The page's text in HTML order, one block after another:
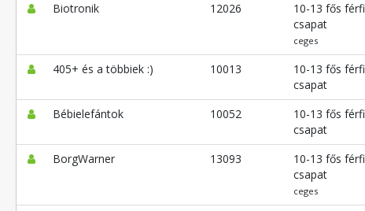
Biotronik 12026
10-13 fős férfi
csapat
ceges
405+ és a többiek :) 10013
10-13 fős férfi
csapat
Bébielefántok 10052
10-13 fős férfi
csapat
BorgWarner 13093
10-13 fős férfi
csapat
ceges